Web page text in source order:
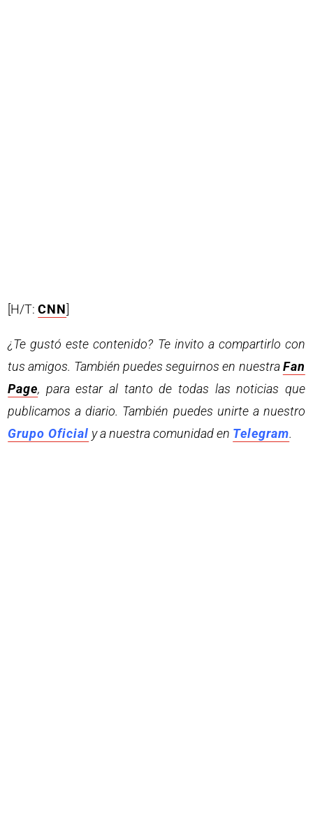
[H/T:CNN
¿Te gustó este contenido? Te invito a compartirlo con
tus amigos. También puedes seguirnos en nuestraFan
Page, para estar al tanto de todas las noticias que
publicamos a diario. También puedes unirte a nuestro
Grupo Oficial y a nuestra comunidad en Telegram.